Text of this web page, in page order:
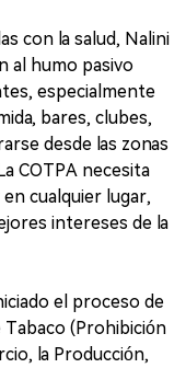
con la salud, Nalini
al humo pasivo
especialmente
bares, clubes,
desde las zonas
COTPA necesita
cualquier lugar,
intereses de la
el proceso de
Tabaco (Prohibición
la Producción,